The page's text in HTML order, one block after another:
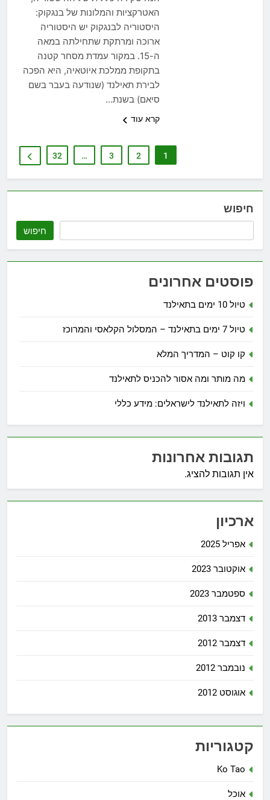
האטרקציות והמלונות של בנגקוק:
היסטוריה לבנגקוק יש היסטוריה
ארוכה ומרתקת שתחילתה במאה
ה-15. במקור עמדת מסחר קטנה
בתקופת ממלכת איוטאיה, היא הפכה
לבירת תאילנד (שנודעה בעבר בשם
סיאם) בשנת…
קרא עוד
1
2
3
…
32
חיפוש
חיפוש
פוסטים אחרונים
טיול 10 ימים בתאילנד
טיול 7 ימים בתאילנד – המסלול הקלאסי והמרוכז
קו קוט – המדריך המלא
מה מותר ומה אסור להכניס לתאילנד
ויזה לתאילנד לישראלים: מידע כללי
תגובות אחרונות
אין תגובות להציג.
ארכיון
אפריל 2025
אוקטובר 2023
ספטמבר 2023
דצמבר 2013
דצמבר 2012
נובמבר 2012
אוגוסט 2012
קטגוריות
Ko Tao
אוכל